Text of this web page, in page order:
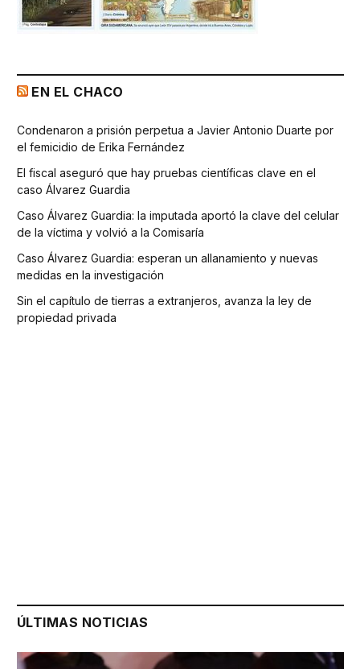
EN EL CHACO
Condenaron a prisión perpetua a Javier Antonio Duarte por
el femicidio de Erika Fernández
El fiscal aseguró que hay pruebas científicas clave en el
caso Álvarez Guardia
Caso Álvarez Guardia: la imputada aportó la clave del celular
de la víctima y volvió a la Comisaría
Caso Álvarez Guardia: esperan un allanamiento y nuevas
medidas en la investigación
Sin el capítulo de tierras a extranjeros, avanza la ley de
propiedad privada
ÚLTIMAS NOTICIAS